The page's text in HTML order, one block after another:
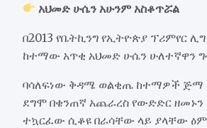
አህመድ ሁሴን አሁንም አስቆጥሯል
በ2013 የቤትኪንግ የኢትዮጵያ ፕሪምየር
ከተማው አጥቂ አህመድ ሁሴን ሁለተኛዋን
ባሳለፍነው ቅዳሜ ወልቂጤ ከተማዎች ጅማ
ደግሞ በቄንጠኛ አጨራረስ የውድድር
ተኳርፈው ሲቆዩ በራሳቸው ላይ ያላቸው